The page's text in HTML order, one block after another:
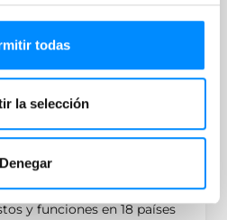
todas
la selección
Denegar
global, ofrecemos una
y funciones en 18 países